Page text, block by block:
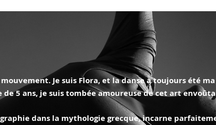
Je suis Flora, et la danse a toujours été
de 5 ans, je suis tombée amoureuse de cet art
dans la mythologie grecque, incarne